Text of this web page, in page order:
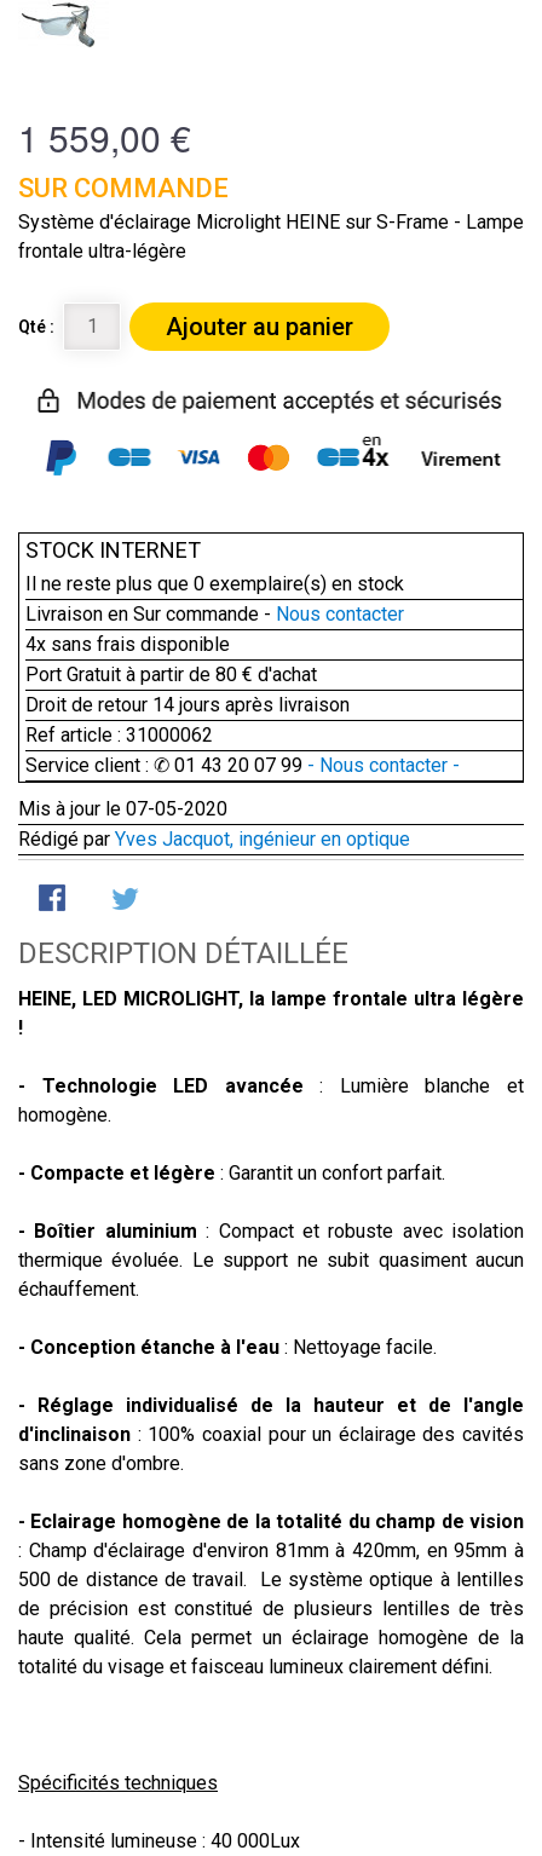
1 559,00 €
SUR COMMANDE
Système d'éclairage Microlight HEINE sur S-Frame - Lampe
frontale ultra-légère
Qté : Ajouter au panier
STOCK INTERNET
Il ne reste plus que 0 exemplaire(s) en stock
Livraison en Sur commande - Nous contacter
4x sans frais disponible
Port Gratuit à partir de 80 € d'achat
Droit de retour 14 jours après livraison
Ref article : 31000062
Service client : ✆ 01 43 20 07 99 - Nous contacter -
Mis à jour le 07-05-2020
Rédigé par Yves Jacquot, ingénieur en optique
DESCRIPTION DÉTAILLÉE
HEINE, LED MICROLIGHT, la lampe frontale ultra légère
!
- Technologie LED avancée : Lumière blanche et
homogène.
- Compacte et légère : Garantit un confort parfait.
- Boîtier aluminium : Compact et robuste avec isolation
thermique évoluée. Le support ne subit quasiment aucun
échauffement.
- Conception étanche à l'eau : Nettoyage facile.
- Réglage individualisé de la hauteur et de l'angle
d'inclinaison : 100% coaxial pour un éclairage des cavités
sans zone d'ombre.
- Eclairage homogène de la totalité du champ de vision
: Champ d'éclairage d'environ 81mm à 420mm, en 95mm à
500 de distance de travail. Le système optique à lentilles
de précision est constitué de plusieurs lentilles de très
haute qualité. Cela permet un éclairage homogène de la
totalité du visage et faisceau lumineux clairement défini.
Spécificités techniques
- Intensité lumineuse : 40 000Lux